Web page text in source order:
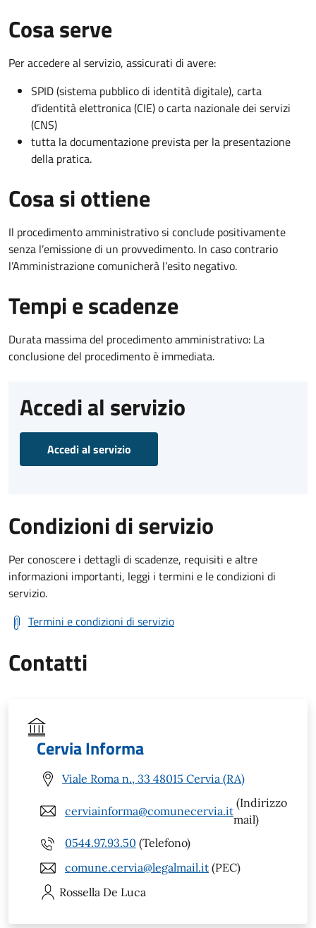
Cosa serve
Per accedere al servizio, assicurati di avere:
SPID (sistema pubblico di identità digitale), carta
d’identità elettronica (CIE) o carta nazionale dei servizi
(CNS)
tutta la documentazione prevista per la presentazione
della pratica.
Cosa si ottiene
Il procedimento amministrativo si conclude positivamente
senza l’emissione di un provvedimento. In caso contrario
l’Amministrazione comunicherà l’esito negativo.
Tempi e scadenze
Durata massima del procedimento amministrativo: La
conclusione del procedimento è immediata.
Accedi al servizio
Accedi al servizio
Condizioni di servizio
Per conoscere i dettagli di scadenze, requisiti e altre
informazioni importanti, leggi i termini e le condizioni di
servizio.
Termini e condizioni di servizio
Contatti
Cervia Informa
Viale Roma n., 33 48015 Cervia (RA)
cerviainforma@comunecervia.it
(Indirizzo
mail)
0544.97.93.50 (Telefono)
comune.cervia@legalmail.it (PEC)
Rossella De Luca